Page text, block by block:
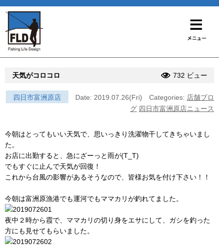
天気がコロコロ 732 ビュー
四日市富洲原店 Date: 2019.07.26(Fri) Categories: 店舗ブロ
グ 四日市富洲原店ニュース
今朝はとってもいい天気で、思いっきり洗濯物干してきちゃいまし
た。
お店に出勤すると、急にざーっと雨が(T_T)
でもすぐに止んで天気が回復！
これから台風の影響があるそうなので、皆様お気を付け下さい！！
今朝は富洲原漁港でも運河でもママカリが釣れてました。
夜中２時から霞で、ママカリの切り身をエサにして、ガシを釣った
方にも見せてもらいました。